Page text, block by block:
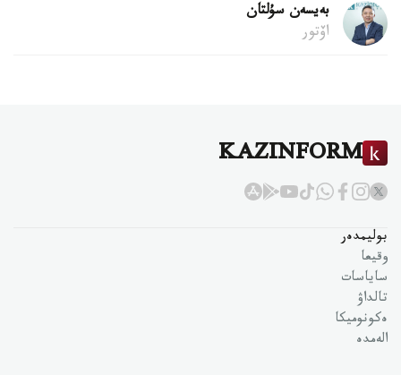
بەيسەن سۇلتان
اۆتور
KAZINFORM
بوليمدەر
وقيعا
ساياسات
تالداۋ
ەكونوميكا
الەمدە